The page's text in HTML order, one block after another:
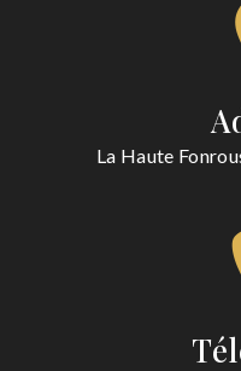
La Haute